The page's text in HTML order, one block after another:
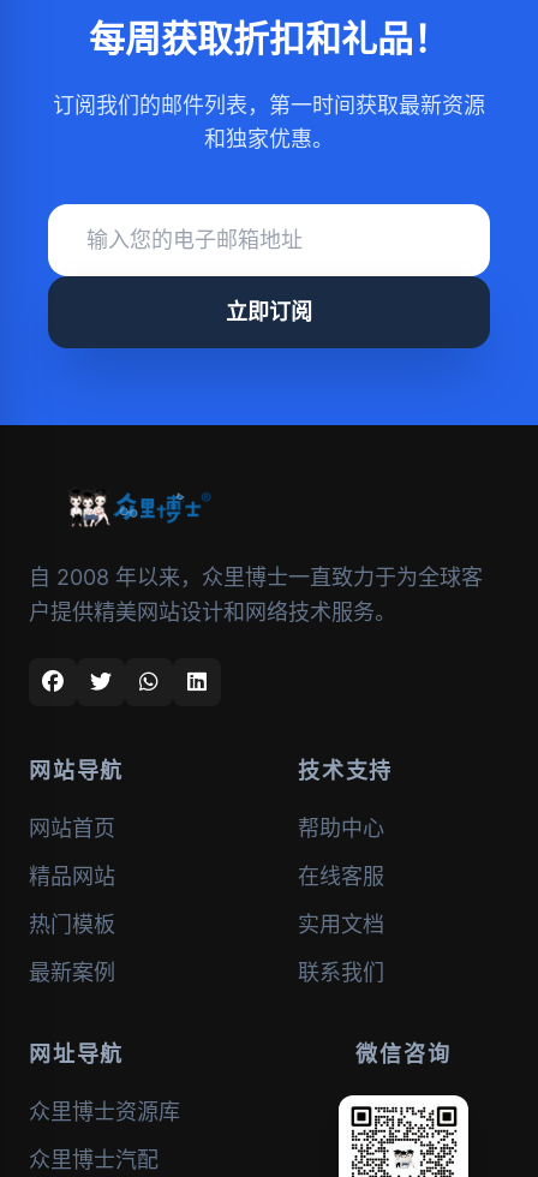
每周获取折扣和礼品！
订阅我们的邮件列表，第一时间获取最新资源
和独家优惠。
立即订阅
自 2008 年以来，众里博士一直致力于为全球客
户提供精美网站设计和网络技术服务。
网站导航
网站首页
精品网站
热门模板
最新案例
技术支持
帮助中心
在线客服
实用文档
联系我们
网址导航
众里博士资源库
众里博士汽配
微信咨询